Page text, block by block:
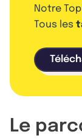
Notre
Tous les
Le